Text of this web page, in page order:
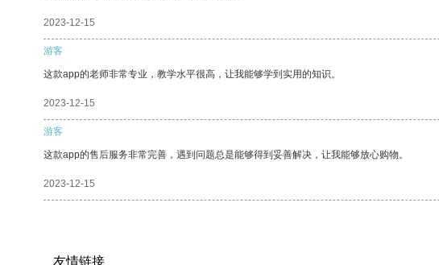
2023-12-15
游客
这款app的老师非常专业，教学水平很高，让我能够学到实用的知识。
2023-12-15
游客
这款app的售后服务非常完善，遇到问题总是能够得到妥善解决，让我能够放心购物。
2023-12-15
友情链接